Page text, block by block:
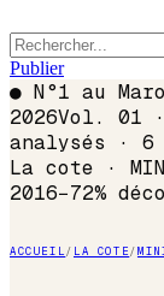
Publier
● N°1 au
2026Vol. 01
analysés ·
La cote ·
2016−72%
ACCUEIL/ LA COTE/